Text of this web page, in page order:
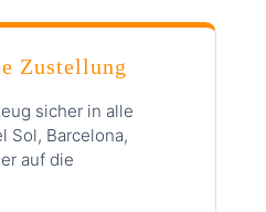
Zustellung
sicher in alle
Sol, Barcelona,
auf die